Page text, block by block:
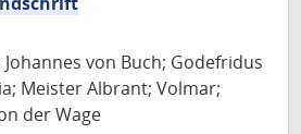
von Buch; Godefridus
Meister Albrant; Volmar;
der Wage